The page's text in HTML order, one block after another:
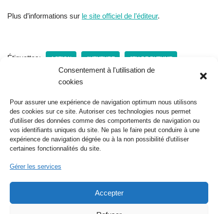
Consentement à l'utilisation de
cookies
Pour assurer une expérience de navigation optimum nous utilisons
des cookies sur ce site. Autoriser ces technologies nous permet
d'utiliser des données comme des comportements de navigation ou
vos identifiants uniques du site. Ne pas le faire peut conduire à une
expérience de navigation dégrée ou à la non possibilité d'utiliser
certaines fonctionnalités du site.
Gérer les services
Accepter
Plus d’informations sur le site officiel de l’éditeur.
Étiquettes: ACTION AVENTURE JEU DE RYTHME
MELOBOT A LAST SONG
MICROIDS DISTRIBUTION FRANCE PLAYSTATION
PLAYSTATION 5 XBOX